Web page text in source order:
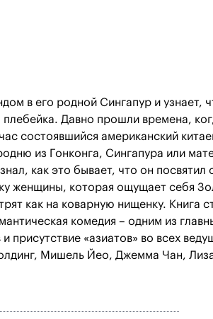
в его родной Сингапур и узнает,
Давно прошли времена,
состоявшийся американский
из Гонконга, Сингапура или
как это бывает, что он посвятил
женщины, которая ощущает себя
как на коварную нищенку. Книга
комедия – одним из
присутствие «азиатов» во всех
Мишель Йео, Джемма Чан,